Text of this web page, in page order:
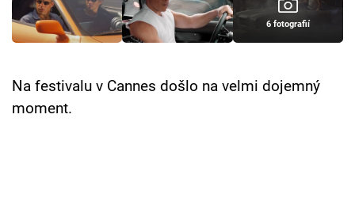
TV Program
6 fotografií
Na festivalu v Cannes došlo na velmi dojemný
moment.